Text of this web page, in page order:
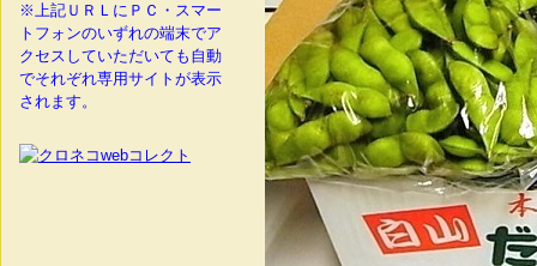
※上記ＵＲＬにＰＣ・スマー
トフォンのいずれの端末でア
クセスしていただいても自動
でそれぞれ専用サイトが表示
されます。